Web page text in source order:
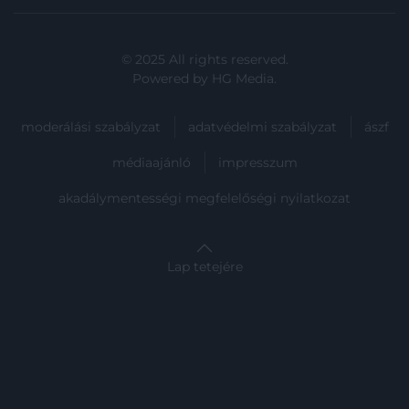
© 2025 All rights reserved.
Powered by HG Media.
moderálási szabályzat adatvédelmi szabályzat ászf
médiaajánló impresszum
akadálymentességi megfelelőségi nyilatkozat
Lap tetejére